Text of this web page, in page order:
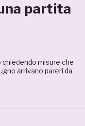
partita
chiedendo misure che
arrivano pareri da